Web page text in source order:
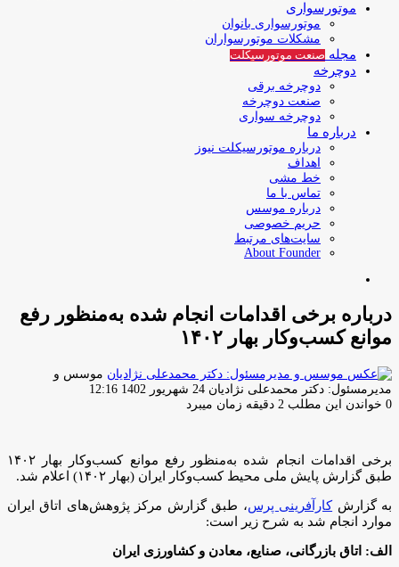
موتورسواری
موتورسواری بانوان
مشکلات موتورسواران
مجله صنعت موتورسیکلت
دوچرخه
دوچرخه برقی
صنعت دوچرخه
دوچرخه سواری
درباره ما
درباره موتورسیکلت نیوز
اهداف
خط مشی
تماس با ما
درباره موسس
حریم خصوصی
سایت‌های مرتبط
About Founder
درباره برخی اقدامات انجام شده به‌منظور رفع
موانع کسب‌وکار بهار ۱۴۰۲
موسس و
مدیرمسئول: دکتر محمدعلی نژادیان ارسال
ایمیل
24 شهریور 1402 12:16
0 خواندن این مطلب 2 دقیقه زمان میبرد
برخی اقدامات انجام شده به‌منظور رفع موانع کسب‌وکار بهار ۱۴۰۲
طبق گزارش پایش ملی محیط کسب‌وکار ایران (بهار ۱۴۰۲) اعلام شد.
به گزارشکارآفرینی پرس، طبق گزارش مرکز پژوهش‌های اتاق ایران
موارد انجام شد به شرح زیر است:
الف: اتاق بازرگانی، صنایع، معادن و کشاورزی ایران